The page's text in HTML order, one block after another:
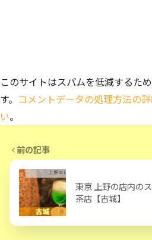
このサイトはスパムを低減するた
す。 コメントデータの処理方法の
い。
前の記事
東京 上野の店内の
茶店【古城】